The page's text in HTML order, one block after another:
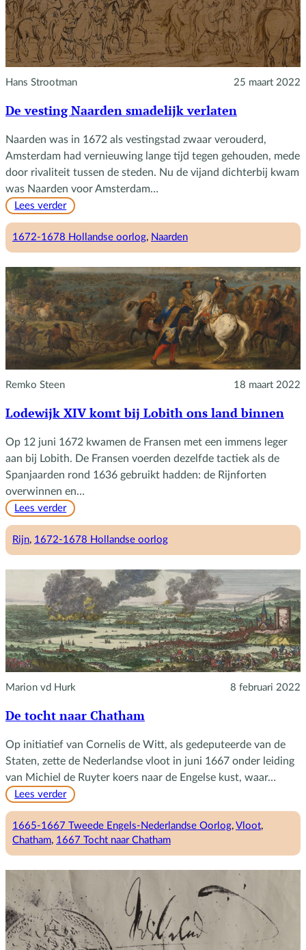
Hans Strootman 25 maart 2022
De vesting Naarden smadelijk verlaten
Naarden was in 1672 als vestingstad zwaar verouderd,
Amsterdam had vernieuwing lange tijd tegen gehouden, mede
door rivaliteit tussen de steden. Nu de vijand dichterbij kwam
was Naarden voor Amsterdam…
Lees verder:
vesting
verlaten
1672-1678 Hollandse oorlog, Naarden
Remko Steen 18 maart 2022
Lodewijk XIV komt bij Lobith ons land binnen
Op 12 juni 1672 kwamen de Fransen met een immens leger
aan bij Lobith. De Fransen voerden dezelfde tactiek als de
Spanjaarden rond 1636 gebruikt hadden: de Rijnforten
overwinnen en…
Lees verder:
XIV
Lobith
ons
land
binnen
Rijn, 1672-1678 Hollandse oorlog
Marion vd Hurk 8 februari 2022
De tocht naar Chatham
Op initiatief van Cornelis de Witt, als gedeputeerde van de
Staten, zette de Nederlandse vloot in juni 1667 onder leiding
van Michiel de Ruyter koers naar de Engelse kust, waar…
Lees verder:
tocht
naar
1665-1667 Tweede Engels-Nederlandse Oorlog, Vloot
Chatham, 1667 Tocht naar Chatham